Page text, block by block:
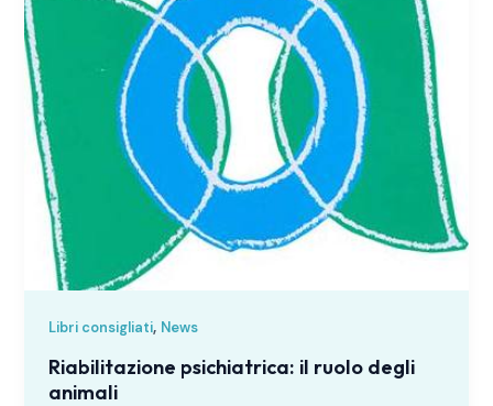
Libri consigliati, News
Riabilitazione psichiatrica: il ruolo degli
animali